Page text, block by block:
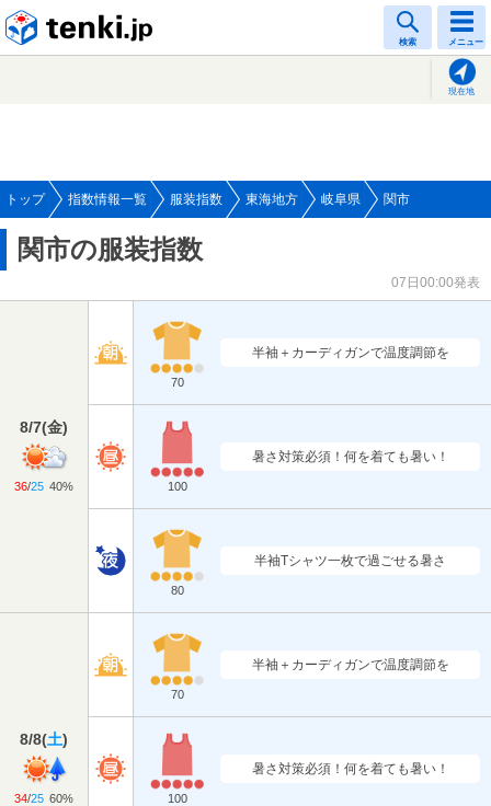
検索 メニュー
現在地
トップ 指数情報一覧 服装指数 東海地方 岐阜県 関市
関市の服装指数
07日00:00発表
8/7(金)
36/25 40%
70
半袖＋カーディガンで温度調節を
100
暑さ対策必須！何を着ても暑い！
80
半袖Tシャツ一枚で過ごせる暑さ
8/8(土)
34/25 60%
70
半袖＋カーディガンで温度調節を
100
暑さ対策必須！何を着ても暑い！